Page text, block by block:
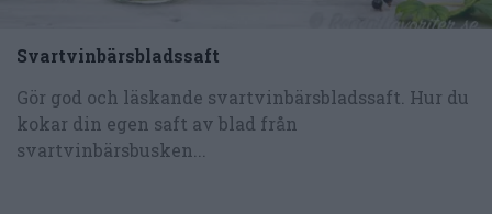
Svartvinbärsbladssaft
Gör god och läskande svartvinbärsbladssaft. Hur du
kokar din egen saft av blad från
svartvinbärsbusken...